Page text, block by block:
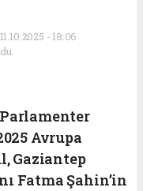
- 18:06
Avrupa
Gaziantep
Fatma Şahin’in